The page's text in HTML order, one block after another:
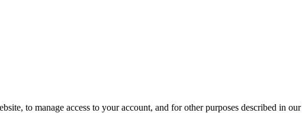
to manage access to your account, and for other purposes described in our